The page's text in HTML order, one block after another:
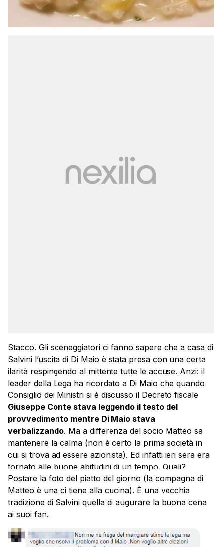
Stacco. Gli sceneggiatori ci fanno sapere che a casa di
Salvini l’uscita di Di Maio è stata presa con una certa
ilarità respingendo al mittente tutte le accuse. Anzi: il
leader della Lega ha ricordato a Di Maio che quando
Consiglio dei Ministri si è discusso il Decreto fiscale
Giuseppe Conte stava leggendo il testo del
provvedimento mentre Di Maio stava
verbalizzando. Ma a differenza del socio Matteo sa
mantenere la calma (non è certo la prima società in
cui si trova ad essere azionista). Ed infatti ieri sera era
tornato alle buone abitudini di un tempo. Quali?
Postare la foto del piatto del giorno (la compagna di
Matteo è una ci tiene alla cucina). È una vecchia
tradizione di Salvini quella di augurare la buona cena
ai suoi fan.